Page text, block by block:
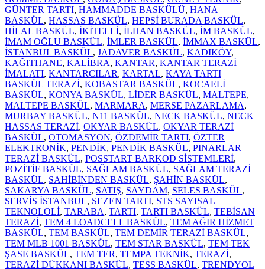
GÜNTER TARTI, HAMMADDE BASKÜLÜ, HANA
BASKÜL, HASSAS BASKÜL, HEPSİ BURADA BASKÜL,
HİLAL BASKÜL, İKİTELLİ, İLHAN BASKÜL, İM BASKÜL,
İMAM OĞLU BASKÜL, İMLER BASKÜL, İMMAX BASKÜL,
İSTANBUL BASKÜL, JADAVER BASKÜL, KADIKÖY,
KAĞITHANE, KALİBRA, KANTAR, KANTAR TERAZİ
İMALATI, KANTARCILAR, KARTAL, KAYA TARTI
BASKÜL TERAZİ, KOBASTAR BASKÜL, KOCAELİ
BASKÜL, KONYA BASKÜL, LİDER BASKÜL, MALTEPE,
MALTEPE BASKÜL, MARMARA, MERSE PAZARLAMA,
MURBAY BASKÜL, N11 BASKÜL, NECK BASKÜL, NECK
HASSAS TERAZİ, OKYAR BASKÜL, OKYAR TERAZİ
BASKÜL, OTOMASYON, ÖZDEMİR TARTI, ÖZTER
ELEKTRONİK, PENDİK, PENDİK BASKÜL, PINARLAR
TERAZİ BASKÜL, POSSTART BARKOD SİSTEMLERİ,
POZİTİF BASKÜL, SAĞLAM BASKÜL, SAĞLAM TERAZİ
BASKÜL, SAHİBİNDEN BASKÜL, ŞAHİN BASKÜL,
SAKARYA BASKÜL, SATIŞ, SAYDAM, SELES BASKÜL,
SERVİS İSTANBUL, SEZEN TARTI, STS SAYISAL
TEKNOLOLİ, TARABA, TARTI, TARTI BASKÜL, TEBİSAN
TERAZİ, TEM 4 LOADCELL BASKÜL, TEM AĞIR HİZMET
BASKÜL, TEM BASKÜL, TEM DEMİR TERAZİ BASKÜL,
TEM MLB 1001 BASKÜL, TEM STAR BASKÜL, TEM TEK
ŞASE BASKÜL, TEM TER, TEMPA TEKNİK, TERAZİ,
TERAZİ DÜKKANI BASKÜL, TESS BASKÜL, TRENDYOL